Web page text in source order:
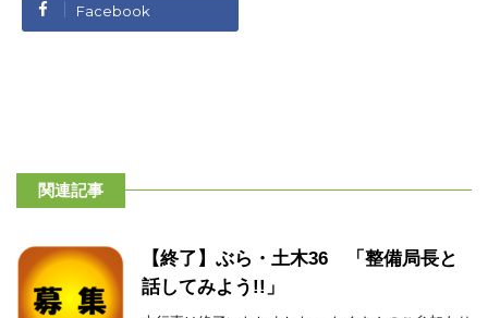
Facebook
関連記事
【終了】ぶら・土木36 「整備局長と
話してみよう!!」